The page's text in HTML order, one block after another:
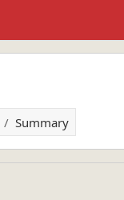
Summary